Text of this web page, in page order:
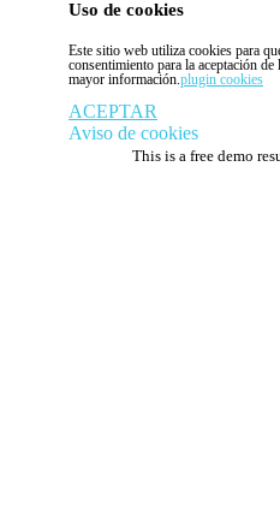
Uso de cookies
Este sitio web utiliza cookies para
consentimiento para la aceptación
mayor información.plugin cookies
ACEPTAR
Aviso de cookies
This is a free demo